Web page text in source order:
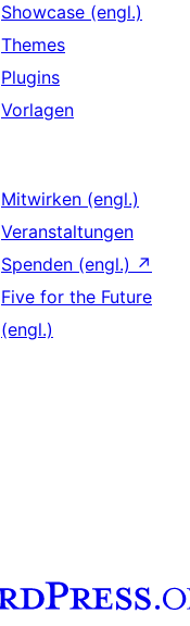
Showcase (engl.)
Themes
Plugins
Vorlagen
Mitwirken (engl.)
Veranstaltungen
Spenden (engl.) ↗
Five for the Future
(engl.)